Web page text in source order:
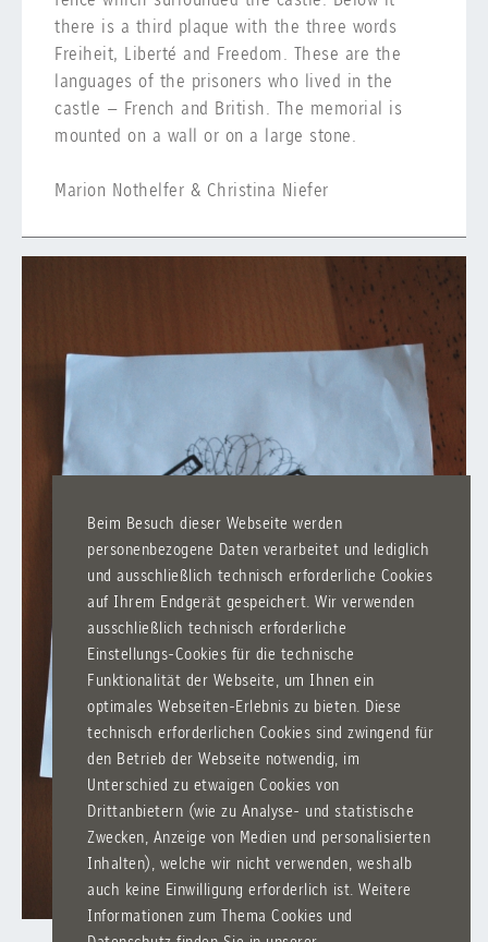
Beim Besuch dieser Webseite werden
personenbezogene Daten verarbeitet und lediglich
und ausschließlich technisch erforderliche Cookies
auf Ihrem Endgerät gespeichert. Wir verwenden
ausschließlich technisch erforderliche
Einstellungs-Cookies für die technische
Funktionalität der Webseite, um Ihnen ein
optimales Webseiten-Erlebnis zu bieten. Diese
technisch erforderlichen Cookies sind zwingend für
den Betrieb der Webseite notwendig, im
Unterschied zu etwaigen Cookies von
Drittanbietern (wie zu Analyse- und statistische
Zwecken, Anzeige von Medien und personalisierten
Inhalten), welche wir nicht verwenden, weshalb
auch keine Einwilligung erforderlich ist. Weitere
Informationen zum Thema Cookies und
there is a third plaque with the three words
Freiheit, Liberté and Freedom. These are the
languages of the prisoners who lived in the
castle – French and British. The memorial is
mounted on a wall or on a large stone.
Marion Nothelfer & Christina Niefer